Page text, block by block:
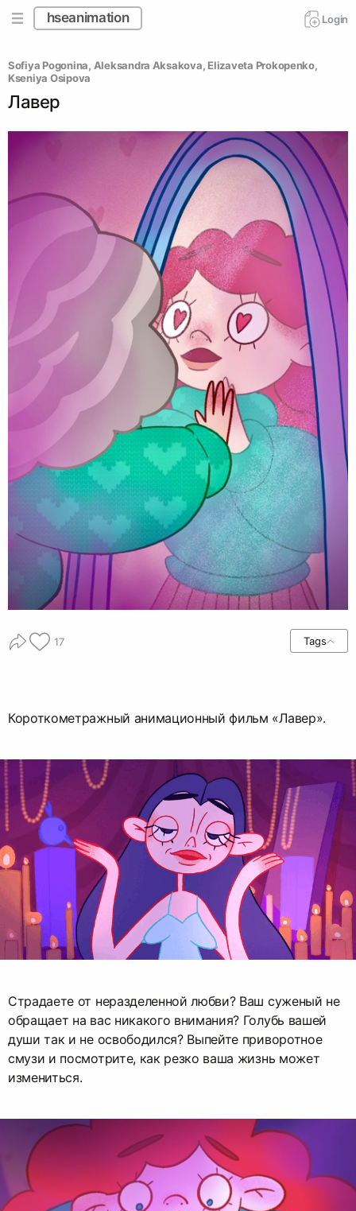
hseanimation Login
Sofiya Pogonina, Aleksandra Aksakova, Elizaveta Prokopenko,
Kseniya Osipova
Лавер
17 Tags
Короткометражный анимационный фильм «Лавер».
Страдаете от неразделенной любви? Ваш суженый не
обращает на вас никакого внимания? Голубь вашей
души так и не освободился? Выпейте приворотное
смузи и посмотрите, как резко ваша жизнь может
измениться.